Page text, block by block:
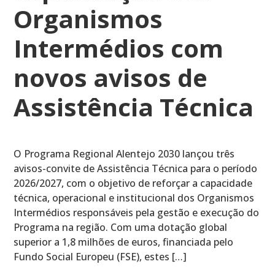
Organismos
Intermédios com
novos avisos de
Assistência Técnica
O Programa Regional Alentejo 2030 lançou três
avisos-convite de Assistência Técnica para o período
2026/2027, com o objetivo de reforçar a capacidade
técnica, operacional e institucional dos Organismos
Intermédios responsáveis pela gestão e execução do
Programa na região. Com uma dotação global
superior a 1,8 milhões de euros, financiada pelo
Fundo Social Europeu (FSE), estes […]